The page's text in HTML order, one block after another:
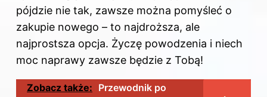
pójdzie nie tak, zawsze można pomyśleć o
zakupie nowego – to najdroższa, ale
najprostsza opcja. Życzę powodzenia i niech
moc naprawy zawsze będzie z Tobą!
Zobacz także: Przewodnik po